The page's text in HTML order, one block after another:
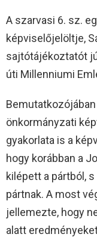
A szarvasi 6. sz.
képviselőjelöltje,
sajtótájékoztatót
úti Millenniumi
önkormányzati
gyakorlata is a
hogy korábban a
kilépett a pártból,
pártnak. A most
jellemezte, hogy
alatt